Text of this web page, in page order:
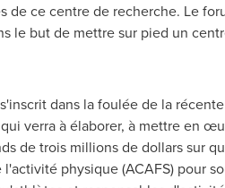
ce centre de recherche. Le
le but de mettre sur pied un
dans la foulée de la
verra à élaborer, à mettre en
de trois millions de dollars sur
physique (ACAFS) pour